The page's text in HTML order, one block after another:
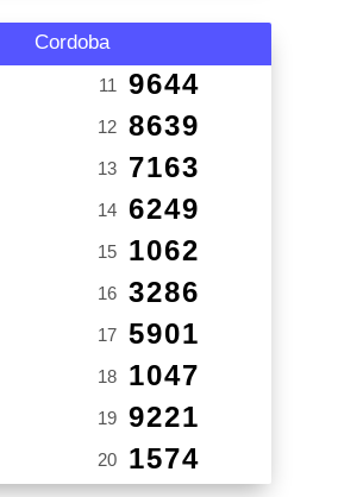
Cordoba
11 9644
12 8639
13 7163
14 6249
15 1062
16 3286
17 5901
18 1047
19 9221
20 1574